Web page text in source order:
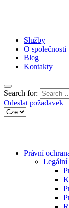
Služby
O společnosti
Blog
Kontakty
Search for:
Odeslat požadavek
Právní
Legální